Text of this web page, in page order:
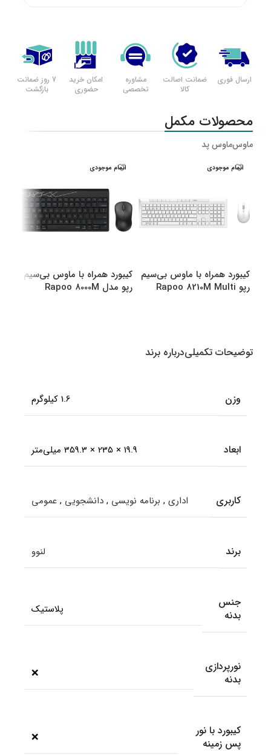
ارسال فوری
ضمانت اصالت
کالا
مشاوره
تخصصی
امکان خرید
حضوری
7 روز ضمانت
بازگشت
محصولات مکمل
ماوسماوس پد
اتمام موجودی
کیبورد همراه با ماوس بی‌سیم
رپو Rapoo 8210M Multi
اتمام موجودی
کیبورد همراه با ماوس بی‌سیم
رپو مدل Rapoo 8000M
توضیحات تکمیلیدرباره برند
وزن 1.6 کیلوگرم
ابعاد 19.9 × 235 × 359.3 میلی‌متر
کاربری اداری , برنامه نویسی , دانشجویی , عمومی
برند لنوو
جنس
بدنه
پلاستیک
نورپردازی
بدنه
❌
کیبورد با نور
پس زمینه
❌